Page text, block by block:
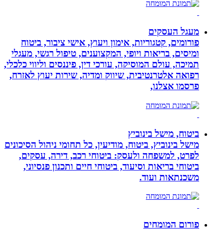
מעגל העסקים
פורומים, קטגוריות, אימון ויעוץ, אישי ציבור, ביטוח
ומיסים, בריאות ויופי, המקצוענים, טיפול רגשי, מעגלי
תמיכה, עולם המוסיקה, עורכי דין, פיננסים וליווי כלכלי,
רפואה אלטרנטיבית, שיווק ומדיה, שירות יעוץ לאזרח,
פרסמו אצלנו,
ביטוח, מישל בינוביץ
מישל בינוביץ, ביטוח, מודיעין, כל תחומי ניהול הסיכונים
לפרט, למשפחה ולעסק: ביטוחי רכב, דירה, עסקים,
ביטוחי בריאות וסיעוד, ביטוחי חיים ותכנון פנסיוני,
משכנתאות ועוד.
פורום המומחים